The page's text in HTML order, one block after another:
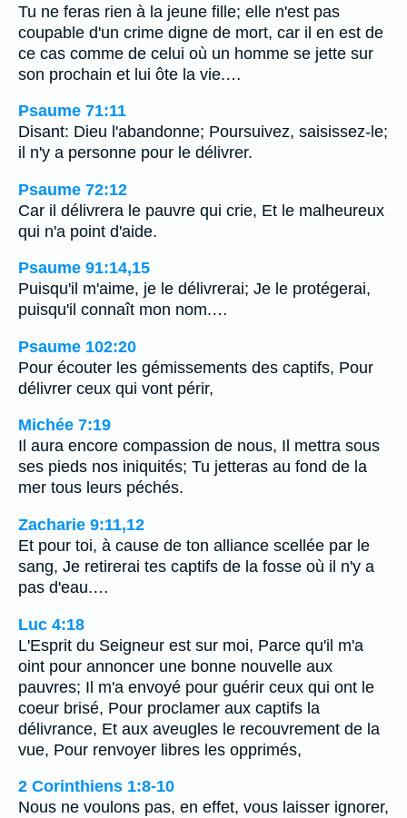
Tu ne feras rien à la jeune fille; elle n'est pas
coupable d'un crime digne de mort, car il en est de
ce cas comme de celui où un homme se jette sur
son prochain et lui ôte la vie.…
Psaume 71:11
Disant: Dieu l'abandonne; Poursuivez, saisissez-le;
il n'y a personne pour le délivrer.
Psaume 72:12
Car il délivrera le pauvre qui crie, Et le malheureux
qui n'a point d'aide.
Psaume 91:14,15
Puisqu'il m'aime, je le délivrerai; Je le protégerai,
puisqu'il connaît mon nom.…
Psaume 102:20
Pour écouter les gémissements des captifs, Pour
délivrer ceux qui vont périr,
Michée 7:19
Il aura encore compassion de nous, Il mettra sous
ses pieds nos iniquités; Tu jetteras au fond de la
mer tous leurs péchés.
Zacharie 9:11,12
Et pour toi, à cause de ton alliance scellée par le
sang, Je retirerai tes captifs de la fosse où il n'y a
pas d'eau.…
Luc 4:18
L'Esprit du Seigneur est sur moi, Parce qu'il m'a
oint pour annoncer une bonne nouvelle aux
pauvres; Il m'a envoyé pour guérir ceux qui ont le
coeur brisé, Pour proclamer aux captifs la
délivrance, Et aux aveugles le recouvrement de la
vue, Pour renvoyer libres les opprimés,
2 Corinthiens 1:8-10
Nous ne voulons pas, en effet, vous laisser ignorer,